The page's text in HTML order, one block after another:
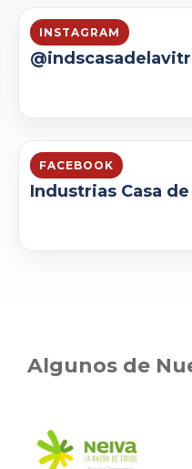
INSTAGRAM
FACEBOOK
Industrias Casa
Algunos de